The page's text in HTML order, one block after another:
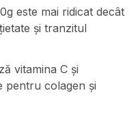
este mai ridicat decât
și tranzitul
vitamina C și
pentru colagen și